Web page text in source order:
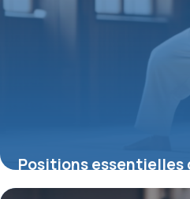
Positions essentielles
comprendre la